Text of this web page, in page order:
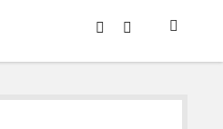
twitterfacebook